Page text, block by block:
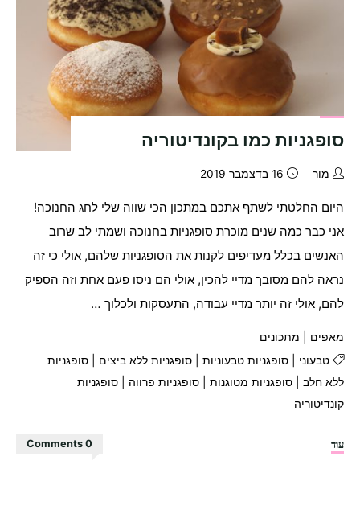
סופגניות כמו בקונדיטוריה
מור 16 בדצמבר 2019
היום החלטתי לשתף אתכם במתכון הכי שווה שלי לחג החנוכה!
אני כבר כמה שנים מוכרת סופגניות בחנוכה ושמתי לב שרוב
האנשים בכלל מעדיפים לקנות את הסופגניות שלהם, אולי כי זה
נראה להם מסובך מדיי להכין, אולי הם ניסו פעם אחת וזה הספיק
להם, אולי זה יותר מדיי עבודה, התעסקות ולכלוך …
מאפים
מתכונים
טבעוני
סופגניות טבעוניות| סופגניות ללא ביצים
סופגניות
ללא חלב |סופגניות מטוגנות |סופגניות פרווה |סופגניות
קונדיטוריה
עוד"סופגניות
0 Comments